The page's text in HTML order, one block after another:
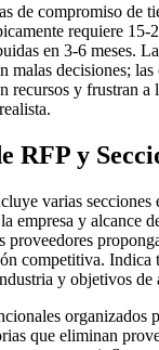
de compromiso de
requiere 15-
en 3-6 meses.
malas decisiones;
recursos y frustran a
RFP y
varias secciones
la empresa y alcance
proveedores
competitiva. Indica
y objetivos de
organizados
que eliminan